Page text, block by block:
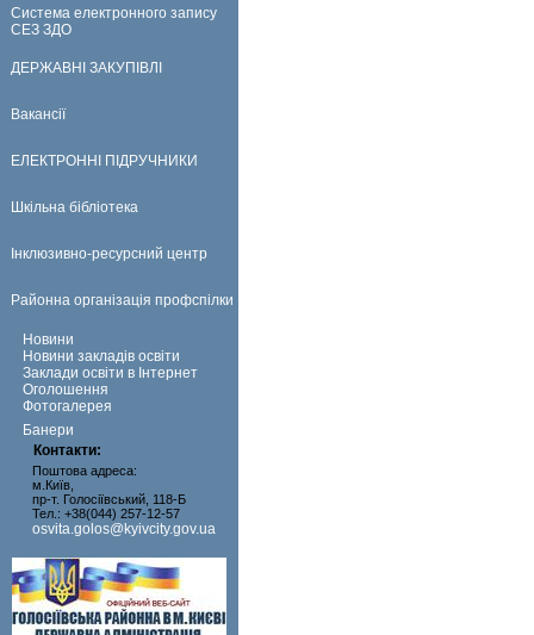
Система електронного запису
СЕЗ ЗДО
ДЕРЖАВНІ ЗАКУПІВЛІ
Вакансії
ЕЛЕКТРОННІ ПІДРУЧНИКИ
Шкільна бібліотека
Інклюзивно-ресурсний центр
Районна організація профспілки
Новини
Новини закладів освіти
Заклади освіти в Інтернет
Оголошення
Фотогалерея
Банери
Контакти:
Поштова адреса:
м.Київ,
пр-т. Голосіївський, 118-Б
Тел.: +38(044) 257-12-57
osvita.golos@kyivcity.gov.ua